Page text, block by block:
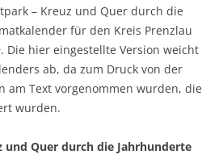
– Kreuz und Quer durch die
für den Kreis Prenzlau
Die hier eingestellte Version weicht
ab, da zum Druck von der
am Text vorgenommen wurden, die
wurden.
und Quer durch die Jahrhunderte